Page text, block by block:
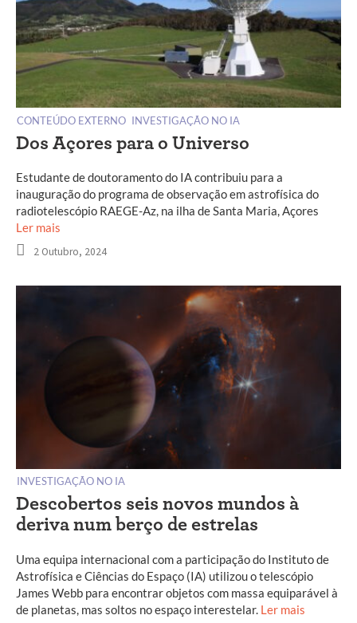
CONTEÚDO EXTERNO INVESTIGAÇÃO NO IA
Dos Açores para o Universo
Estudante de doutoramento do IA contribuiu para a
inauguração do programa de observação em astrofísica do
radiotelescópio RAEGE-Az, na ilha de Santa Maria, Açores
Ler mais
2 Outubro, 2024
INVESTIGAÇÃO NO IA
Descobertos seis novos mundos à
deriva num berço de estrelas
Uma equipa internacional com a participação do Instituto de
Astrofísica e Ciências do Espaço (IA) utilizou o telescópio
James Webb para encontrar objetos com massa equiparável à
de planetas, mas soltos no espaço interestelar. Ler mais